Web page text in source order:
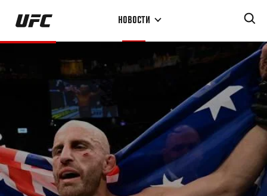
Перейти
основному
НОВОСТИ